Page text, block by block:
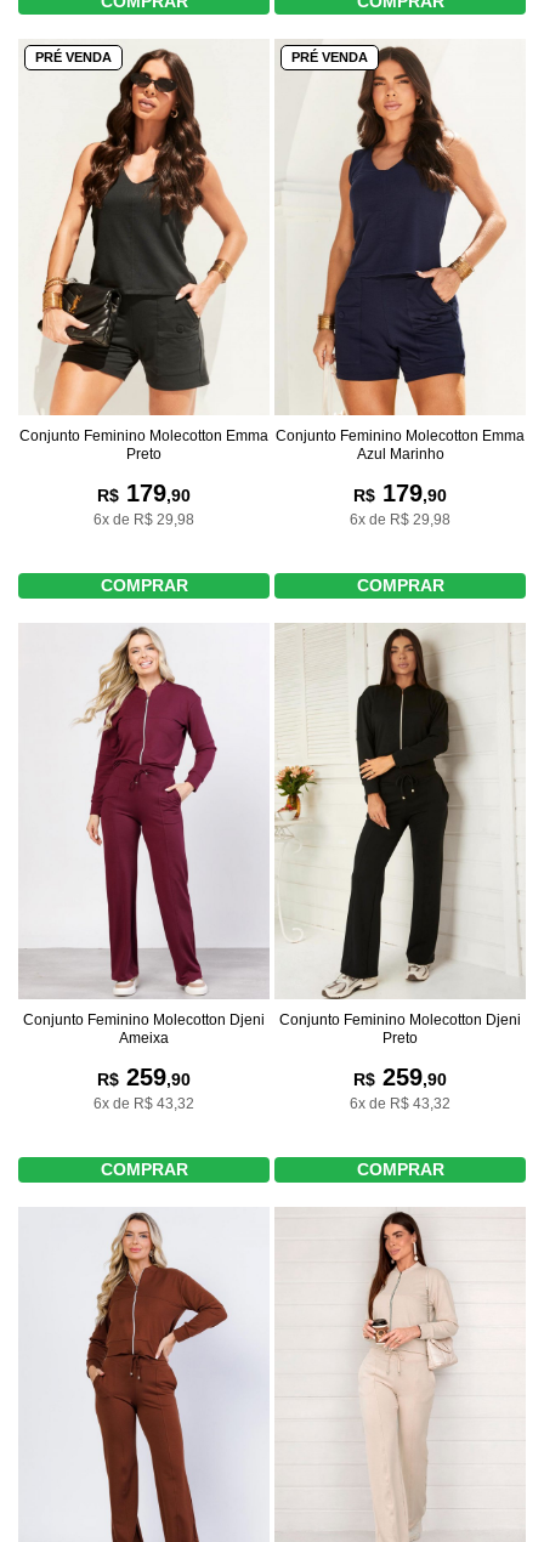
PRÉ VENDA
Conjunto Feminino Molecotton Emma
Preto
R$ 179,90
6x de R$ 29,98
COMPRAR
PRÉ VENDA
Conjunto Feminino Molecotton Emma
Azul Marinho
R$ 179,90
6x de R$ 29,98
COMPRAR
Conjunto Feminino Molecotton Djeni
Ameixa
R$ 259,90
6x de R$ 43,32
COMPRAR
Conjunto Feminino Molecotton Djeni
Preto
R$ 259,90
6x de R$ 43,32
COMPRAR